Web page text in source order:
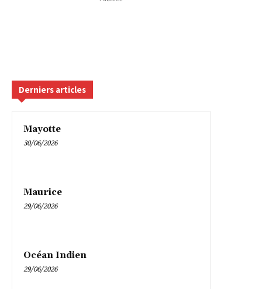
Derniers articles
Mayotte
30/06/2026
Maurice
29/06/2026
Océan Indien
29/06/2026